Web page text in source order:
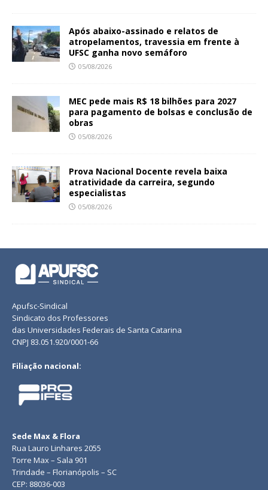
Após abaixo-assinado e relatos de
atropelamentos, travessia em frente à
UFSC ganha novo semáforo
05/08/2026
MEC pede mais R$ 18 bilhões para 2027
para pagamento de bolsas e conclusão de
obras
05/08/2026
Prova Nacional Docente revela baixa
atratividade da carreira, segundo
especialistas
05/08/2026
Apufsc-Sindical
Sindicato dos Professores
das Universidades Federais de Santa Catarina
CNPJ 83.051.920/0001-66
Filiação nacional:
Sede Max & Flora
Rua Lauro Linhares 2055
Torre Max – Sala 901
Trindade – Florianópolis – SC
CEP: 88036-003